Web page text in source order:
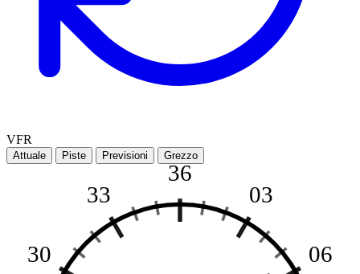
VFR
Attuale Piste Previsioni Grezzo
36
03
06
30
33